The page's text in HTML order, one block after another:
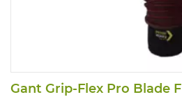
Gant Grip-Flex Pro Blade F